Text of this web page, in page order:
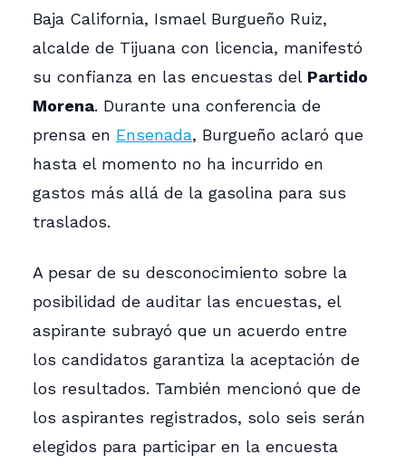
Baja California, Ismael Burgueño Ruiz,
alcalde de Tijuana con licencia, manifestó
su confianza en las encuestas del Partido
Morena. Durante una conferencia de
prensa en Ensenada, Burgueño aclaró que
hasta el momento no ha incurrido en
gastos más allá de la gasolina para sus
traslados.
A pesar de su desconocimiento sobre la
posibilidad de auditar las encuestas, el
aspirante subrayó que un acuerdo entre
los candidatos garantiza la aceptación de
los resultados. También mencionó que de
los aspirantes registrados, solo seis serán
elegidos para participar en la encuesta